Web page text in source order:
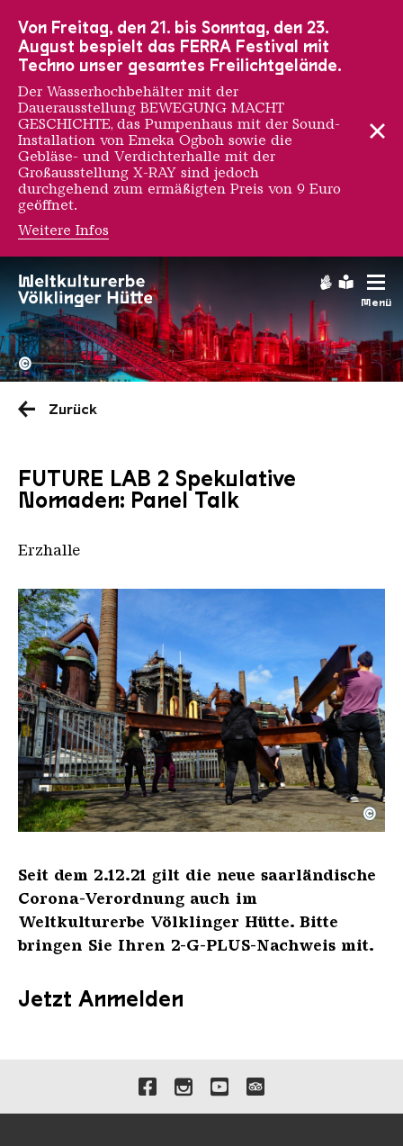
Menü
Hochofengruppe in Rot
Copyright:
©
Zurück
FUTURE LAB 2 Spekulative
Nomaden: Panel Talk
Erzhalle
Projekt Future Lab II | Von Hütte zu Hütte Motiv:
Copyright: Team Georg Winter
©
Seit dem 2.12.21 gilt die neue saarländische
Corona-Verordnung auch im
Weltkulturerbe Völklinger Hütte. Bitte
bringen Sie Ihren 2-G-PLUS-Nachweis mit.
Jetzt Anmelden
Verlinkungen zu unseren
Von Freitag, den 21. bis Sonntag, den 23.
August bespielt das FERRA Festival mit
Techno unser gesamtes Freilichtgelände.
Der Wasserhochbehälter mit der
Dauerausstellung BEWEGUNG MACHT
GESCHICHTE, das Pumpenhaus mit der Sound-
Installation von Emeka Ogboh sowie die
Gebläse- und Verdichterhalle mit der
Großausstellung X-RAY sind jedoch
durchgehend zum ermäßigten Preis von 9 Euro
geöffnet.
Weitere Infos